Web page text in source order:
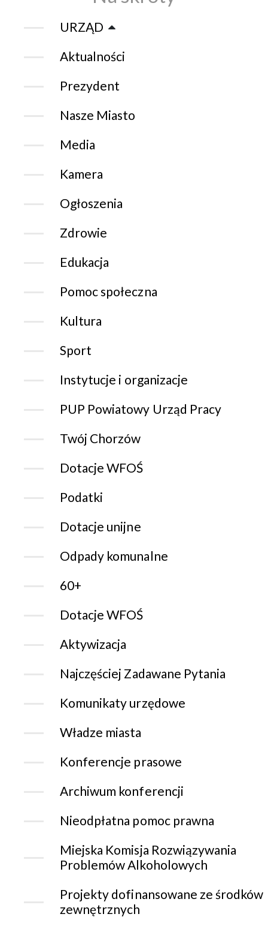
URZĄD
Aktualności
Prezydent
Nasze Miasto
Media
Kamera
Ogłoszenia
Zdrowie
Edukacja
Pomoc społeczna
Kultura
Sport
Instytucje i organizacje
PUP Powiatowy Urząd Pracy
Twój Chorzów
Dotacje WFOŚ
Podatki
Dotacje unijne
Odpady komunalne
60+
Dotacje WFOŚ
Aktywizacja
Najczęściej Zadawane Pytania
Komunikaty urzędowe
Władze miasta
Konferencje prasowe
Archiwum konferencji
Nieodpłatna pomoc prawna
Miejska Komisja Rozwiązywania
Problemów Alkoholowych
Projekty dofinansowane ze środków
zewnętrznych